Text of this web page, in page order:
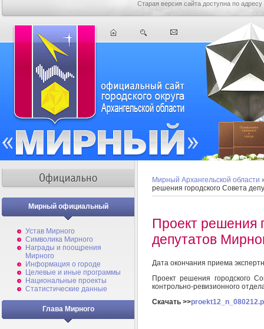
Старая версия сайта доступна по адресу
Мирный официальный
Устав Мирного
Символика Мирного
Награды и поощрения
Мирного
Информация о городе
Целевые и иные программы
Национальные проекты
Статистические данные
Глава Мирного
Мирный Архангельской области
решения городского Совета
Проект решения
депутатов
Дата окончания приема
Проект решения городского
контрольно-ревизионного
Скачать >>